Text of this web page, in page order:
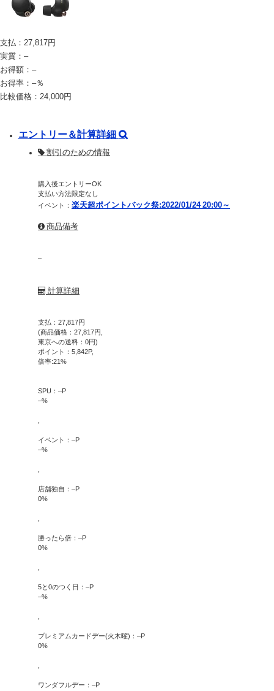
支払： 27,817円
実質： –
お得額： –
お得率： –％
比較価格： 24,000円
エントリー＆計算詳細
割引のための情報
購入後エントリーOK
支払い方法限定なし
イベント： 楽天超ポイントバック祭:2022/01/24 20:00～
商品備考
–
計算詳細
支払： 27,817円
(商品価格： 27,817円,
東京への送料： 0円)
ポイント： 5,842P,
倍率:21 %
SPU： –P
–%
イベント： –P
–%
店舗独自： –P
0%
勝ったら倍： –P
0%
5と0のつく日： –P
–%
プレミアムカードデー(火木曜)： –P
0%
ワンダフルデー： –P